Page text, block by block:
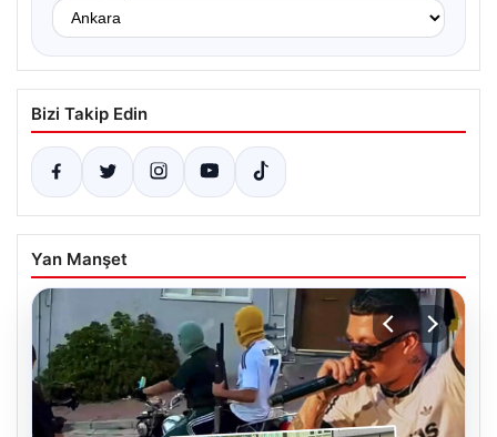
Bizi Takip Edin
Yan Manşet